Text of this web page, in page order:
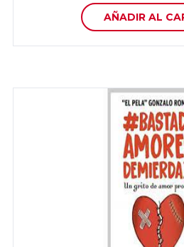
AÑADIR AL